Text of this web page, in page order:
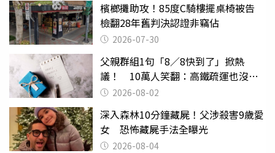
檳榔攤助攻！85度C騎樓擺桌椅被告
檢翻28年舊判決認證非竊佔
2026-07-30
父親群組1句「8／8快到了」掀熱
議！ 10萬人笑翻：高鐵疏運也沒列
父親節
2026-08-02
深入森林10分鐘藏屍！父涉殺害9歲愛
女 恐怖藏屍手法全曝光
2026-08-04